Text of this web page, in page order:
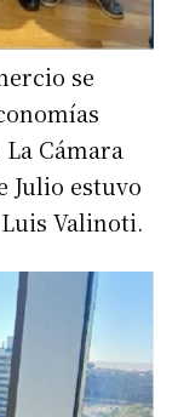
se
Cámara
Julio estuvo
Valinoti.